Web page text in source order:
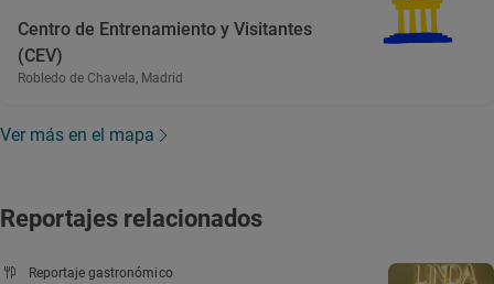
Centro de Entrenamiento y Visitantes
(CEV)
Robledo de Chavela, Madrid
Ver más en el mapa
Reportajes relacionados
Reportaje gastronómico